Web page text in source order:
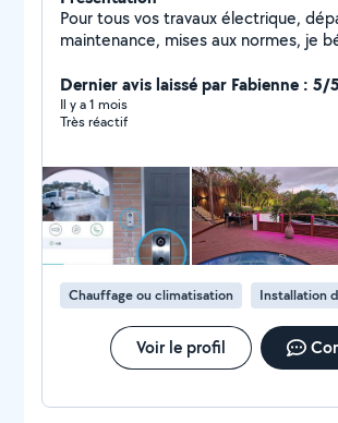
Pour tous vos travaux électrique,
maintenance, mises aux normes, je
complète ou partielle. Je vous
en illumination d'espace extérieur
lumineuses ruban LED en RGB ou
votre sécurité vidéo surveillance ou/
connectée de votre habitat
Activité professionnelle couverte par
RC Professionnelle et une
Dernier avis laissé par Fabienne : 5/5
Il y a 1 mois
Très réactif
Chauffage ou climatisation Installation
Voir le profil